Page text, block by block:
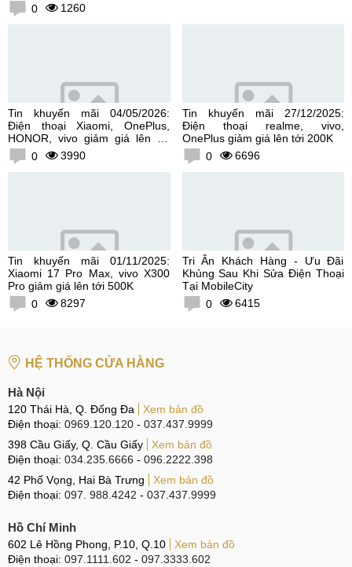
0 1260
Tin khuyến mãi 04/05/2026:
Điện thoại Xiaomi, OnePlus,
HONOR, vivo giảm giá lên tới
300K0 3990
Tin khuyến mãi 27/12/2025:
Điện thoại realme, vivo,
OnePlus giảm giá lên tới 200K
0
6696
Tin khuyến mãi 01/11/2025:
Xiaomi 17 Pro Max, vivo X300
Pro giảm giá lên tới 500K
0
8297
Tri Ân Khách Hàng - Ưu Đãi
Khủng Sau Khi Sửa Điện Thoại
Tại MobileCity
0
6415
HỆ THỐNG CỬA HÀNG
Hà Nội
120 Thái Hà, Q. Đống Đa
Xem bản đồ
Điện thoại: 0969.120.120 - 037.437.9999
398 Cầu Giấy, Q. Cầu Giấy
Xem bản đồ
Điện thoại: 034.235.6666 - 096.2222.398
42 Phố Vọng, Hai Bà Trưng
Xem bản đồ
Điện thoại: 097. 988.4242 - 037.437.9999
Hồ Chí Minh
602 Lê Hồng Phong, P.10, Q.10
Xem bản đồ
Điện thoại: 097.1111.602 - 097.3333.602